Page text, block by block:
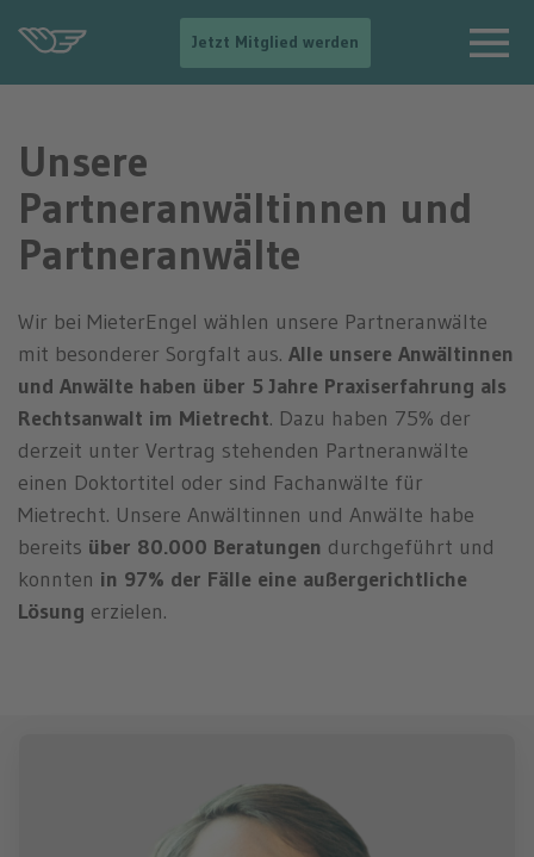
Jetzt Mitglied werden
-
-
>
g
a
n
e
i
n
b
l
e
Unsere
Partneranwältinnen und
Partneranwälte
Wir bei MieterEngel wählen unsere Partneranwälte
mit besonderer Sorgfalt aus. Alle unsere Anwältinnen
und Anwälte haben über 5 Jahre Praxiserfahrung als
Rechtsanwalt im Mietrecht. Dazu haben 75% der
derzeit unter Vertrag stehenden Partneranwälte
einen Doktortitel oder sind Fachanwälte für
Mietrecht. Unsere Anwältinnen und Anwälte habe
bereits über 80.000 Beratungen durchgeführt und
konnten in 97% der Fälle eine außergerichtliche
Lösung erzielen.